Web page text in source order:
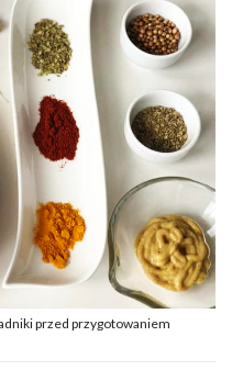
przed przygotowaniem